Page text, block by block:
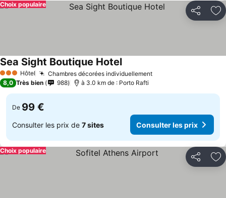
Partager
Choix populaire
3 ÉtoilesHôtel Chambres décorées individuellement
Sea Sight Boutique Hotel
8,0 Très bien 988 à 3.0 km de : Porto Rafti
De 99 €
Consulter les prix de 7 sites Consulter les prix
Partager
Choix populaire